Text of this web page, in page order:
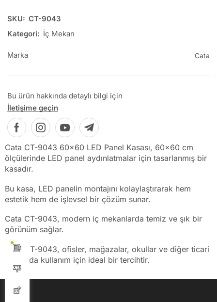
SKU: CT-9043
Kategori: İç Mekan
Marka Cata
Bu ürün hakkında detaylı bilgi için
İletişime geçin
Cata CT-9043 60×60 LED Panel Kasası, 60×60 cm
ölçülerinde LED panel aydınlatmalar için tasarlanmış bir
kasadır.
Bu kasa, LED panelin montajını kolaylaştırarak hem
estetik hem de işlevsel bir çözüm sunar.
Cata CT-9043, modern iç mekanlarda temiz ve şık bir
görünüm sağlar.
Cata CT-9043, ofisler, mağazalar, okullar ve diğer ticari
alanlarda kullanım için ideal bir tercihtir.